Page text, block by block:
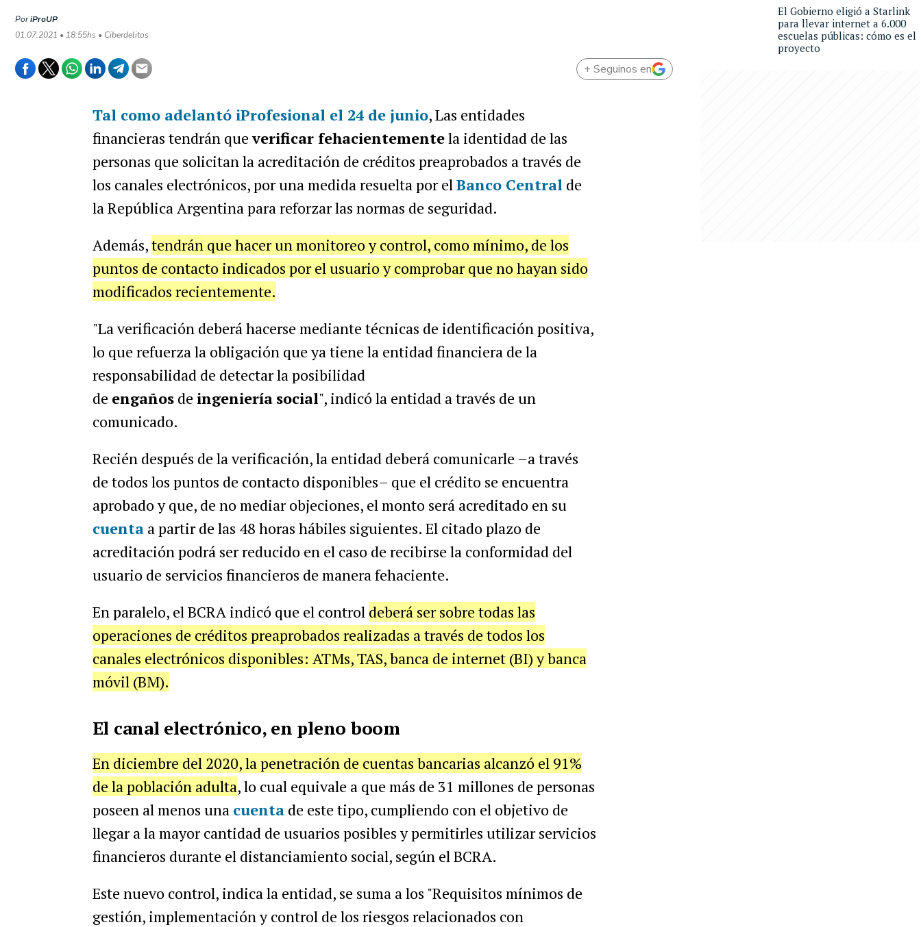
PoriProUP
01.07.2021 • 18:55hs • Ciberdelitos
+ Seguinos en
Tal como adelantó iProfesional el 24 de junio, Las entidades
financieras tendrán queverificar fehacientementela identidad de las
personas que solicitan la acreditación de créditos preaprobados a través de
los canales electrónicos, por una medida resuelta por elBanco Central de
la República Argentina para reforzar las normas de seguridad.
Además,tendrán que hacer un monitoreo y control, como mínimo, de los
puntos de contacto indicados por el usuario y comprobar que no hayan sido
modificados recientemente.
"La verificación deberá hacerse mediante técnicas de identificación positiva,
lo que refuerza la obligación que ya tiene la entidad financiera de la
responsabilidad de detectar la posibilidad
de engañosde ingeniería social", indicó la entidad a través de un
comunicado.
Recién después de la verificación, la entidad deberá comunicarle –a través
de todos los puntos de contacto disponibles– que el crédito se encuentra
aprobado y que, de no mediar objeciones, el monto será acreditado en su
cuentaa partir de las 48 horas hábiles siguientes. El citado plazo de
acreditación podrá ser reducido en el caso de recibirse la conformidad del
usuario de servicios financieros de manera fehaciente.
En paralelo, el BCRA indicó que el control deberá ser sobre todas las
operaciones de créditos preaprobados realizadas a través de todos los
canales electrónicos disponibles: ATMs, TAS, banca de internet (BI) y banca
móvil (BM).
El canal electrónico, en pleno boom
En diciembre del 2020, la penetración de cuentas bancarias alcanzó el 91%
de la población adulta, lo cual equivale a que más de 31 millones de personas
poseen al menos una cuentade este tipo, cumpliendo con el objetivo de
llegar a la mayor cantidad de usuarios posibles y permitirles utilizar servicios
financieros durante el distanciamiento social, según el BCRA.
Este nuevo control, indica la entidad, se suma a los "Requisitos mínimos de
gestión, implementación y control de los riesgos relacionados con
El Gobierno eligió a Starlink
para llevar internet a 6.000
escuelas públicas: cómo es el
proyecto